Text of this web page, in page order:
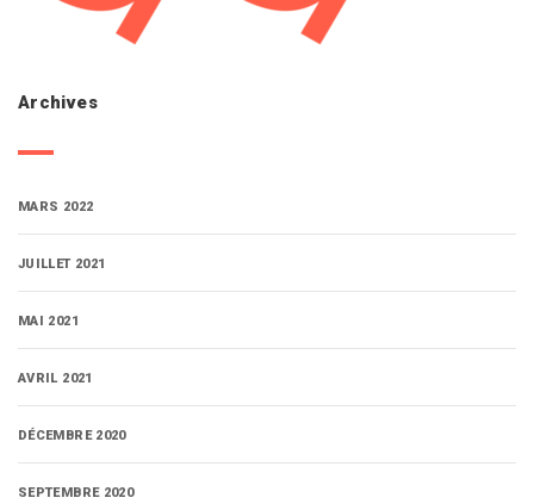
Archives
MARS 2022
JUILLET 2021
MAI 2021
AVRIL 2021
DÉCEMBRE 2020
SEPTEMBRE 2020